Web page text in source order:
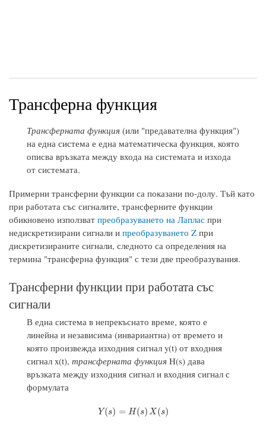
Трансферна функция
Трансферната функция (или "предавателна функция")
на една система е една математическа функция, която
описва връзката между входа на системата и изхода
от системата.
Примерни трансферни функции са показани по-долу. Тъй като
при работата със сигналите, трансферните функции
обикновено използват преобразуването на Лаплас при
недискретизирани сигнали и преобразуването Z при
дискретизираните сигнали, следното са определения на
термина "трансферна функция" с тези две преобразувания.
Трансферни функции при работата със
сигнали
В една система в непрекъснато време, която е
линейна и независима (инвариантна) от времето и
която произвежда изходния сигнал y(t) от входния
сигнал x(t), трансферната функция H(s) дава
връзката между изходния сигнал и входния сигнал с
формулата
Y (s) = H(s) X(s)
Y( s)= H(s)X(s)